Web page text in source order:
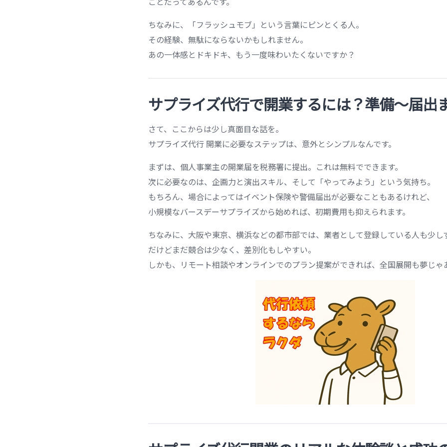
ちなみに、「フラッシュモブ」という言葉にピンとくる人。
その経験、無駄にならないかもしれません。
あの一体感とドキドキ、もう一度味わいたくないですか？
サプライズ代行で開業するには？準備〜届出
さて、ここからは少し真面目な話を。
サプライズ代行 開業に必要なステップは、意外とシンプルなんです。
まずは、個人事業主の開業届を税務署に提出。これは無料でできます。
次に必要なのは、企画力と演出スキル、そして「やってみよう」という気持ち。
もちろん、場合によってはイベント保険や警備届出が必要なこともあるけれど、
小規模なバースデーサプライズから始めれば、初期費用も抑えられます。
ちなみに、大阪や東京、横浜などの都市部では、業者として登録している人も少し
だけどまだ競合は少なく、差別化もしやすい。
しかも、リモート相談やオンラインでのプラン提案ができれば、全国展開も夢じゃ